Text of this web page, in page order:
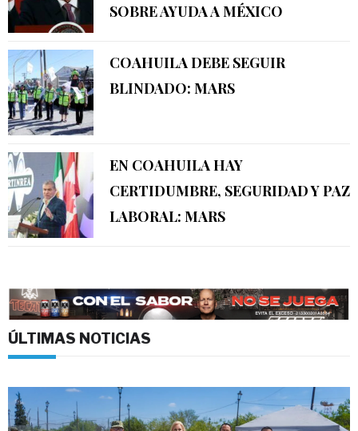
SOBRE AYUDA A MÉXICO
COAHUILA DEBE SEGUIR
BLINDADO: MARS
EN COAHUILA HAY
CERTIDUMBRE, SEGURIDAD Y PAZ
LABORAL: MARS
ÚLTIMAS NOTICIAS